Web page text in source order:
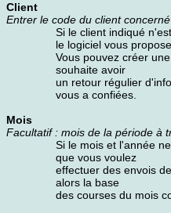
Client
Entrer le code du client
Si le client indiqué
le logiciel vous
Vous pouvez créer
souhaite avoir
un retour régulier
vous a confiées.
Mois
Facultatif : mois de la période à
Si le mois et l'année
que vous voulez
effectuer des envois
alors la base
des courses du mois